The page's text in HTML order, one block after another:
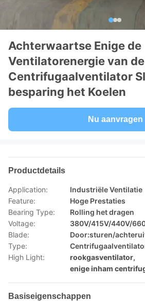
Achterwaartse Enige de
Ventilatorenergie van
Centrifugaalventilator
besparing het Koelen
Nu aanvragen
Productdetails
Application:
Industriële Ventilatie
Feature:
Hoge Prestaties
Bearing Type:
Rolling het dragen
Voltage:
380V/415V/440V/
Blade:
Door:sturen/
Type:
High Light:
rookgasventilator,
enige inham
Basiseigenschappen